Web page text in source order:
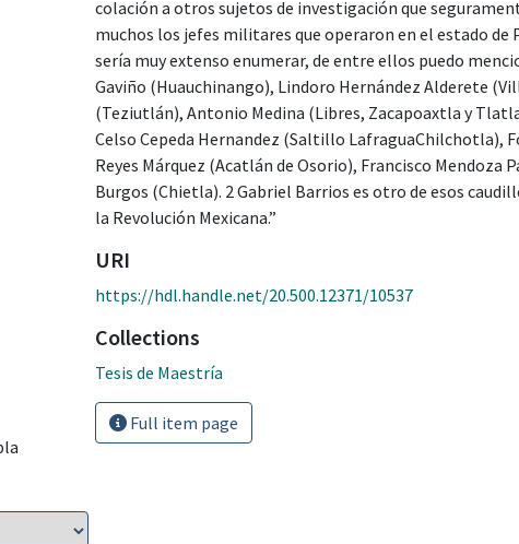
colación a otros sujetos de investigación que
muchos los jefes militares que operaron en el estado de
sería muy extenso enumerar, de entre ellos puedo
Gaviño (Huauchinango), Lindoro Hernández Alderete
(Teziutlán), Antonio Medina (Libres, Zacapoaxtla y
Celso Cepeda Hernandez (Saltillo LafraguaChilchotla),
Reyes Márquez (Acatlán de Osorio), Francisco
Burgos (Chietla). 2 Gabriel Barrios es otro de esos
la Revolución Mexicana.”
URI
https://hdl.handle.net/20.500.12371/10537
Collections
Tesis de Maestría
Full item page